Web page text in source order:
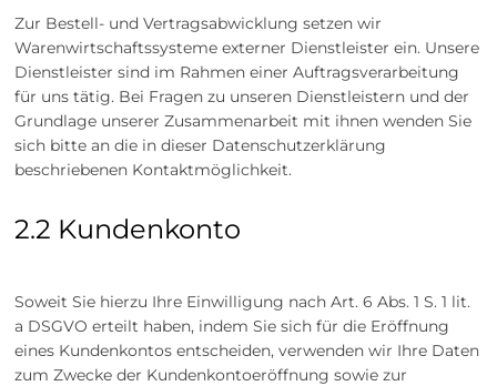
Zur Bestell- und Vertragsabwicklung setzen wir
Warenwirtschaftssysteme externer Dienstleister ein. Unsere
Dienstleister sind im Rahmen einer Auftragsverarbeitung
für uns tätig. Bei Fragen zu unseren Dienstleistern und der
Grundlage unserer Zusammenarbeit mit ihnen wenden Sie
sich bitte an die in dieser Datenschutzerklärung
beschriebenen Kontaktmöglichkeit.
2.2 Kundenkonto
Soweit Sie hierzu Ihre Einwilligung nach Art. 6 Abs. 1 S. 1 lit.
a DSGVO erteilt haben, indem Sie sich für die Eröffnung
eines Kundenkontos entscheiden, verwenden wir Ihre Daten
zum Zwecke der Kundenkontoeröffnung sowie zur